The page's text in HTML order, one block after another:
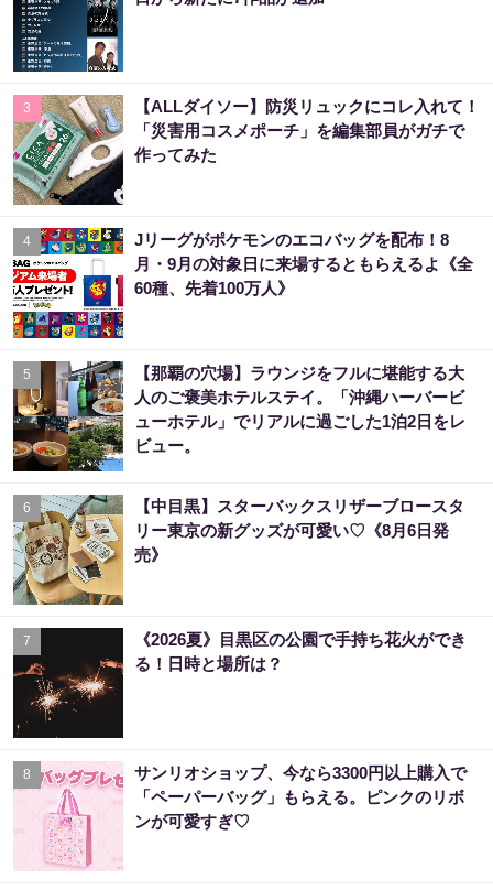
3
【ALLダイソー】防災リュックにコレ入れて！
「災害用コスメポーチ」を編集部員がガチで
作ってみた
4
Jリーグがポケモンのエコバッグを配布！8
月・9月の対象日に来場するともらえるよ《全
60種、先着100万人》
5
【那覇の穴場】ラウンジをフルに堪能する大
人のご褒美ホテルステイ。「沖縄ハーバービ
ューホテル」でリアルに過ごした1泊2日をレ
ビュー。
6
【中目黒】スターバックスリザーブロースタ
リー東京の新グッズが可愛い♡《8月6日発
売》
7
《2026夏》目黒区の公園で手持ち花火ができ
る！日時と場所は？
8
サンリオショップ、今なら3300円以上購入で
「ペーパーバッグ」もらえる。ピンクのリボ
ンが可愛すぎ♡